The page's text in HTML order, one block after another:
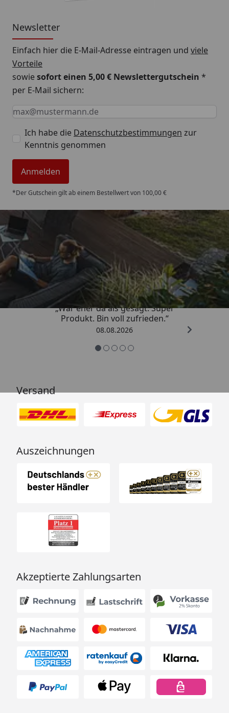
Newsletter
Einfach hier die E-Mail-Adresse eintragen und viele
Vorteile
sowiesofort einen 5,00 € Newslettergutschein *
per E-Mail sichern:
Keine Eingabe erforderlich
Eingabe erforderlich
E-Mail *
Ich habe die Datenschutzbestimmungen zur
Kenntnis genommen
Anmelden
*Der Gutschein gilt ab einem Bestellwert von 100,00 €
Trusted Shops
4,85/ 5
„War eher da als gesagt. Super
Produkt. Bin voll zufrieden.“
08.08.2026
Versand
Auszeichnungen
Akzeptierte Zahlungsarten